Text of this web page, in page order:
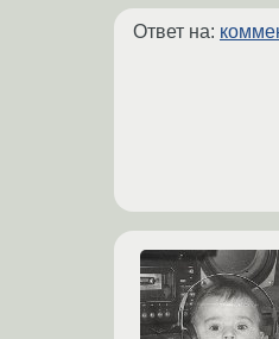
Ответ на: